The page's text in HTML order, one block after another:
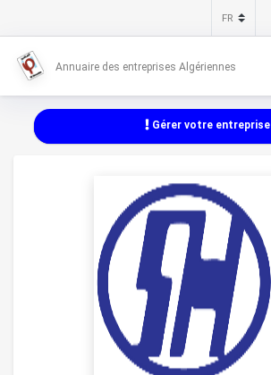
Annuaire des entreprises Algériennes
Gérer votre entreprise